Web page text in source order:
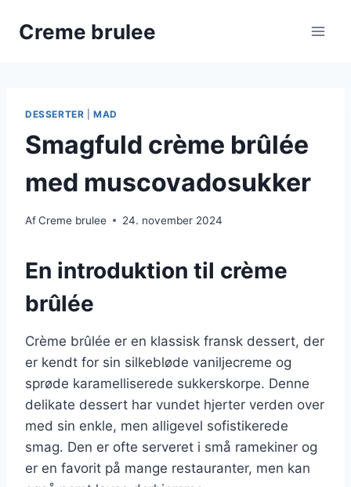
Creme brulee
DESSERTER |MAD
Smagfuld crème brûlée
med muscovadosukker
AfCreme brulee 24. november 2024
En introduktion til crème
brûlée
Crème brûlée er en klassisk fransk dessert, der
er kendt for sin silkebløde vaniljecreme og
sprøde karamelliserede sukkerskorpe. Denne
delikate dessert har vundet hjerter verden over
med sin enkle, men alligevel sofistikerede
smag. Den er ofte serveret i små ramekiner og
er en favorit på mange restauranter, men kan